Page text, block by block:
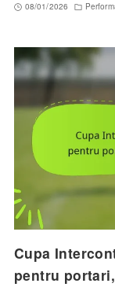
08/01/2026
Cupa
pentru